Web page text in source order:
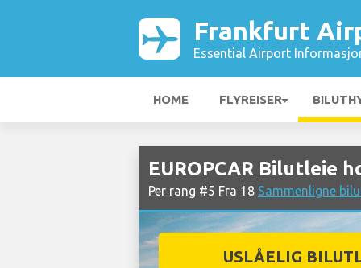
Frankfurt
Essential Airport
HOME FLYREISER
EUROPCAR Bilutleie
Per rang #5 Fra 18 Sammenligne
USLÅELIG